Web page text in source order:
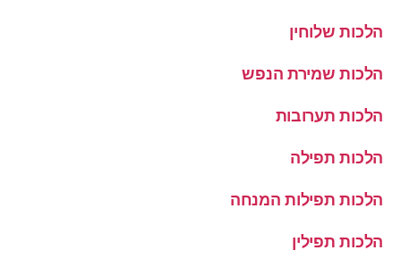
הלכות שלוחין
הלכות שמירת הנפש
הלכות תערובות
הלכות תפילה
הלכות תפילות המנחה
הלכות תפילין